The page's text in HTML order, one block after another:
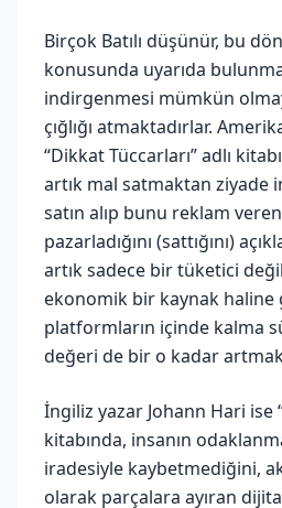
Birçok Batılı düşünür, bu
konusunda uyarıda
indirgenmesi mümkün
çığlığı atmaktadırlar.
“Dikkat Tüccarları” adlı
artık mal satmaktan ziyade
satın alıp bunu reklam
pazarladığını (sattığını)
artık sadece bir tüketici
ekonomik bir kaynak haline
platformların içinde kalma
değeri de bir o kadar
İngiliz yazar Johann Hari ise
kitabında, insanın
iradesiyle kaybetmediğini,
olarak parçalara ayıran